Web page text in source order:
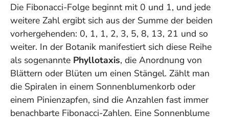
Die Fibonacci-Folge beginnt mit 0 und 1, und jede
weitere Zahl ergibt sich aus der Summe der beiden
vorhergehenden: 0, 1, 1, 2, 3, 5, 8, 13, 21 und so
weiter. In der Botanik manifestiert sich diese Reihe
als sogenannte Phyllotaxis, die Anordnung von
Blättern oder Blüten um einen Stängel. Zählt man
die Spiralen in einem Sonnenblumenkorb oder
einem Pinienzapfen, sind die Anzahlen fast immer
benachbarte Fibonacci-Zahlen. Eine Sonnenblume